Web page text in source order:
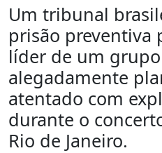
Um tribunal
prisão preventiva
líder de um
alegadamente
atentado com
durante o
Rio de Janeiro.